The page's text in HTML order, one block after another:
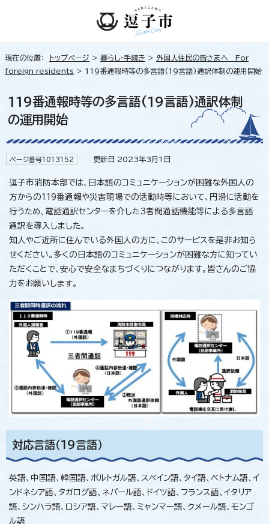
現在の位置： トップページ > 暮らし・手続き > 外国人住民の皆さまへ For
foreign residents > 119番通報時等の多言語(19言語)通訳体制の運用開始
119番通報時等の多言語(19言語)通訳体制
の運用開始
ページ番号1013152 更新日 2023年3月1日
逗子市消防本部では、日本語のコミュニケーションが困難な外国人の
方からの119番通報や災害現場での活動時等において、円滑に活動を
行うため、電話通訳センターを介した3者間通話機能等による多言語
通訳を導入しました。
知人やご近所に住んでいる外国人の方に、このサービスを是非お知ら
せください。多くの日本語のコミュニケーションが困難な方に知ってい
ただくことで、安心で安全なまちづくりにつながります。皆さんのご協
力をお願いします。
対応言語（19言語）
英語、中国語、韓国語、ポルトガル語、スペイン語、タイ語、ベトナム語、イ
ンドネシア語、タガログ語、ネパール語、ドイツ語、フランス語、イタリア
語、シンハラ語、ロシア語、マレー語、ミャンマー語、クメール語、モンゴ
ル語